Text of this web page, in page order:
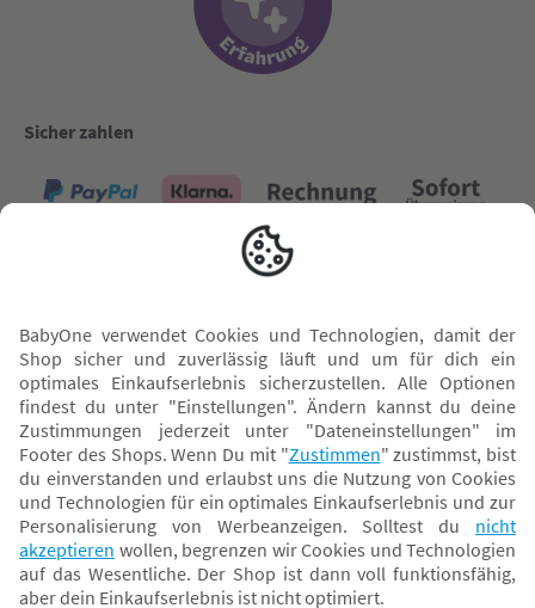
Sicher zahlen
Versand mit
* Alle Preise inkl. MwSt. und ggf. zzgl.Versandkosten. Der dargestellte Preis gilt -
abhängig von der von dir gewählten Option - im BabyOne-Onlineshop oder bei
Abholung in dem von dir gewählten BabyOne-Franchise-Betrieb. Der für den
Onlineshop geltende Preis stellt bei einem Verkauf durch unsere Franchise-
Nehmer eine unverbindliche Preisempfehlung dar. Der Verkaufspreis der